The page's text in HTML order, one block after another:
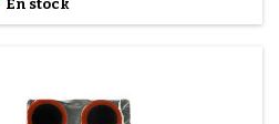
En stock